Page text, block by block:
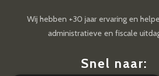
Wij hebben +30 jaar ervaring en
administratieve en fiscale
Snel naar: